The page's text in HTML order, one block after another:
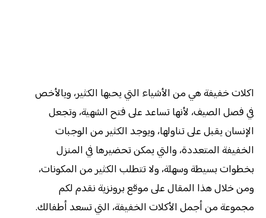
اكلات خفيفة هي من الأشياء التي يحبها الكثير، ويالأخص
في فصل الصيف، لأنها تساعد على فتح الشهية، وتجعل
الإنسان يقبل على تناولها، ويوجد الكثير من الوجبات
الخفيفة المتعددة، والتي يمكن تحضيرها في المنزل
بخطوات بسيطة وسهلة، ولا تتطلب الكثير من المكونات،
ومن خلال هذا المقال على موقع برونزية نقدم لكم
مجموعة من أجمل الأكلات الخفيفة، التي تسعد أطفالك.